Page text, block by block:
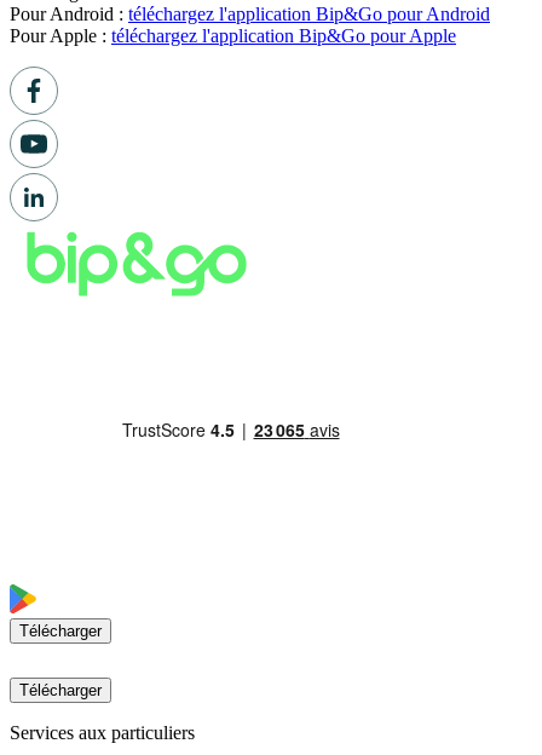
Pour Android : téléchargez l'application Bip&Go pour Android
Pour Apple : téléchargez l'application Bip&Go pour Apple
Télécharger
Télécharger
Services aux particuliers